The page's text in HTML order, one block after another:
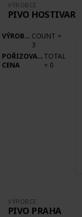
VÝROBCE
PIVO HOSTIVAR
VÝROBCE COUNT =
3
POŘIZOVACÍ
CENA
TOTAL
= 0
VÝROBCE
PIVO PRAHA